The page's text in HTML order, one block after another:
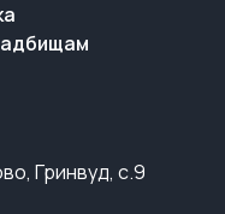
Гринвуд, с.9